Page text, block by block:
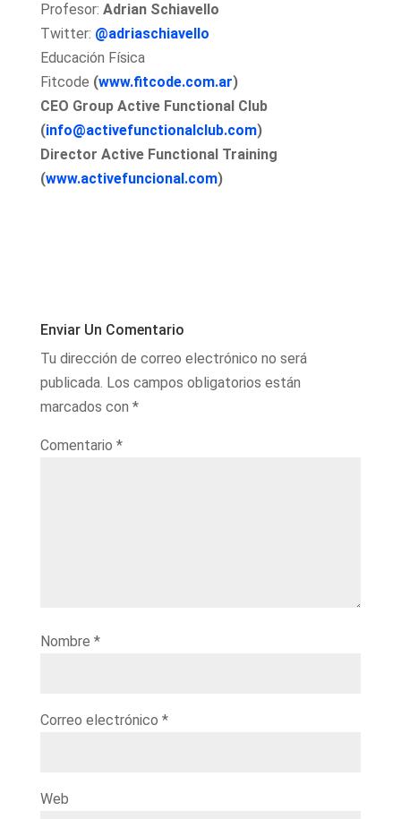
Profesor: Adrian Schiavello
Twitter: @adriaschiavello
Educación Física
Fitcode (www.fitcode.com.ar)
CEO Group Active Functional Club
(info@activefunctionalclub.com)
Director Active Functional Training
(www.activefuncional.com)
Enviar Un Comentario
Tu dirección de correo electrónico no será
publicada. Los campos obligatorios están
marcados con *
Comentario *
Nombre *
Correo electrónico *
Web